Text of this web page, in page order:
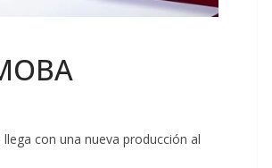
con una nueva producción al